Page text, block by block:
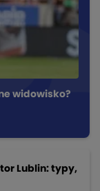
widowisko?
Lublin: typy,